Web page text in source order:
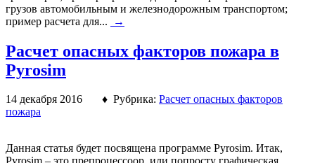
грузов автомобильным и железнодорожным транспортом;
пример расчета для...
→
Расчет опасных факторов пожара в
Pyrosim
14 декабря 2016 ♦ Рубрика: Расчет опасных факторов
пожара
Данная статья будет посвящена программе Pyrosim. Итак,